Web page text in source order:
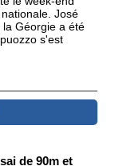
José
Géorgie a été
s'est
de 90m et